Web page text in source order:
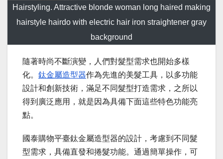
Hairstyling. Attractive blonde woman long haired making
hairstyle hairdo with electric hair iron straightener gray
background
隨著時尚不斷演變，人們對髮型需求也開始多樣
化。 鈦金屬造型器作為先進的美髮工具，以多功能
設計和創新技術，滿足不同髮型打造需求，之所以
得到廣泛應用，就是因為具備下面這些特色功能亮
點。
國泰購物平臺鈦金屬造型器的設計，考慮到不同髮
型需求，具備直發和捲髮功能。通過簡單操作，可